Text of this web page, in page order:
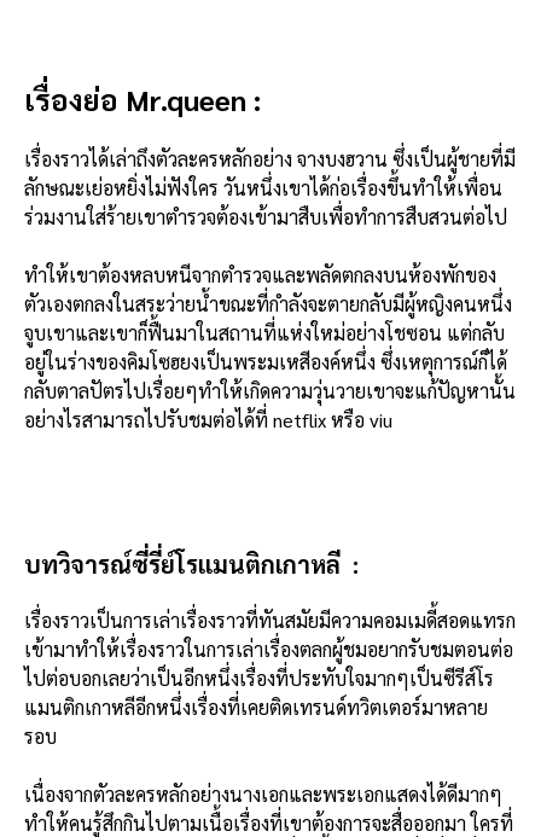
เรื่องย่อ Mr.queen :
เรื่องราวได้เล่าถึงตัวละครหลักอย่าง จางบงฮวาน ซึ่งเป็นผู้ชายที่มี
ลักษณะเย่อหยิ่งไม่ฟังใคร วันหนึ่งเขาได้ก่อเรื่องขึ้นทำให้เพื่อน
ร่วมงานใส่ร้ายเขาตำรวจต้องเข้ามาสืบเพื่อทำการสืบสวนต่อไป
ทำให้เขาต้องหลบหนีจากตำรวจและพลัดตกลงบนห้องพักของ
ตัวเองตกลงในสระว่ายน้ำขณะที่กำลังจะตายกลับมีผู้หญิงคนหนึ่ง
จูบเขาและเขาก็ฟื้นมาในสถานที่แห่งใหม่อย่างโชซอน แต่กลับ
อยู่ในร่างของคิมโซฮยงเป็นพระมเหสีองค์หนึ่ง ซึ่งเหตุการณ์ก็ได้
กลับตาลปัตรไปเรื่อยๆทำให้เกิดความวุ่นวายเขาจะแก้ปัญหานั้น
อย่างไรสามารถไปรับชมต่อได้ที่ netflix หรือ viu
บทวิจารณ์ซี่รี่ย์โรแมนติกเกาหลี :
เรื่องราวเป็นการเล่าเรื่องราวที่ทันสมัยมีความคอมเมดี้สอดแทรก
เข้ามาทำให้เรื่องราวในการเล่าเรื่องตลกผู้ชมอยากรับชมตอนต่อ
ไปต่อบอกเลยว่าเป็นอีกหนึ่งเรื่องที่ประทับใจมากๆเป็นซีรีส์โร
แมนติกเกาหลีอีกหนึ่งเรื่องที่เคยติดเทรนด์ทวิตเตอร์มาหลาย
รอบ
เนื่องจากตัวละครหลักอย่างนางเอกและพระเอกแสดงได้ดีมากๆ
ทำให้คนรู้สึกกินไปตามเนื้อเรื่องที่เขาต้องการจะสื่อออกมา ใครที่